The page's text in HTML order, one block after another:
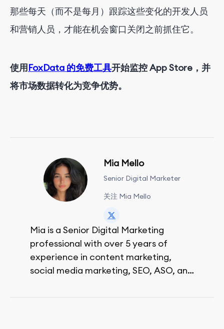
那些每天（而不是每月）跟踪这些变化的开发人员
和营销人员，才能在机会窗口关闭之前抓住它。
使用FoxData 的免费工具开始监控 App Store，并
将市场数据转化为竞争优势。
Mia Mello
Senior Digital Marketer
关注 Mia Mello
Mia is a Senior Digital Marketing
professional with over 5 years of
experience in content marketing,
social media marketing, SEO, ASO, and